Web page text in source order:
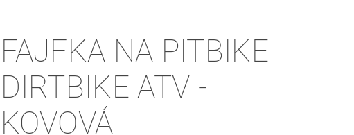
FAJFKA NA PITBIKE
DIRTBIKE ATV -
KOVOVÁ